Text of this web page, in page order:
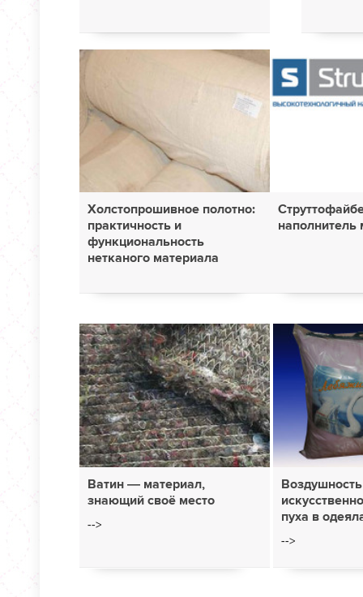
Холстопрошивное полотно:
практичность и
функциональность
нетканого материала
наполнитель
Ватин — материал,
знающий своё место
-->
Воздушность
пуха в
-->